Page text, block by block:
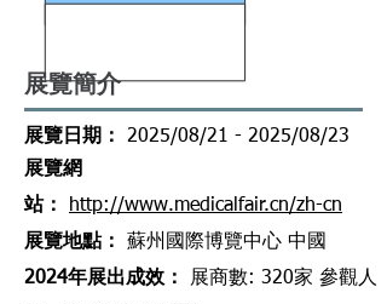
展覽簡介
​展覽日期：
2025/08/21 - 2025/08/23
​展覽網
站：
http://www.medicalfair.cn/zh-cn
​展覽地點：
蘇州國際博覽中心 中國
2024年展出成效 ：
展商數: 320家 參觀人